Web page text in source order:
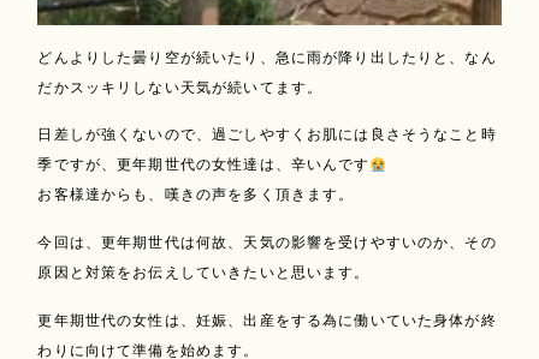
どんよりした曇り空が続いたり、急に雨が降り出したりと、なん
だかスッキリしない天気が続いてます。
日差しが強くないので、過ごしやすくお肌には良さそうなこと時
季ですが、更年期世代の女性達は、辛いんです
お客様達からも、嘆きの声を多く頂きます。
今回は、更年期世代は何故、天気の影響を受けやすいのか、その
原因と対策をお伝えしていきたいと思います。
更年期世代の女性は、妊娠、出産をする為に働いていた身体が終
わりに向けて準備を始めます。